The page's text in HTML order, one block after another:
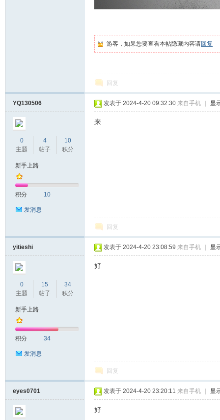
游客，如果您要查看本帖隐藏内容请回复
回复
YQ130506
0
主题
4
帖子
10
积分
新手上路
积分 10
发消息
发表于 2024-4-20 09:32:30 来自手机 显
来
回复
yitieshi
0
主题
15
帖子
34
积分
新手上路
积分 34
发消息
发表于 2024-4-20 23:08:59 来自手机 显
好
回复
eyes0701 发表于 2024-4-20 23:20:11 来自手机 显
好